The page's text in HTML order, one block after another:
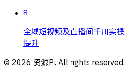
8
全域短视频及直播间千川实
提升
© 2026 资源Pi. All rights reserved.